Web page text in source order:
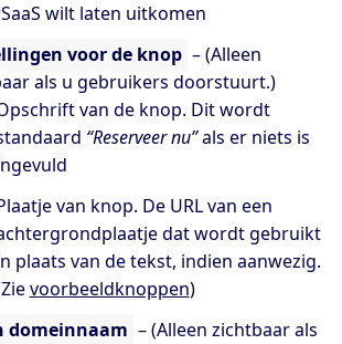
wilt laten uitkomen
voor de knop – (Alleen
als u gebruikers doorstuurt.)
van de knop. Dit wordt
“Reserveer nu”als er niets is
van knop. De URL van een
dat wordt gebruikt
plaats van de tekst, indien aanwezig.
voorbeeldknoppen)
domeinnaam – (Alleen zichtbaar als